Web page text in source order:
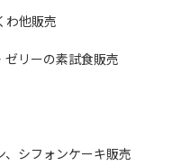
わ他販売
リーの素試食販売
シフォンケーキ販売